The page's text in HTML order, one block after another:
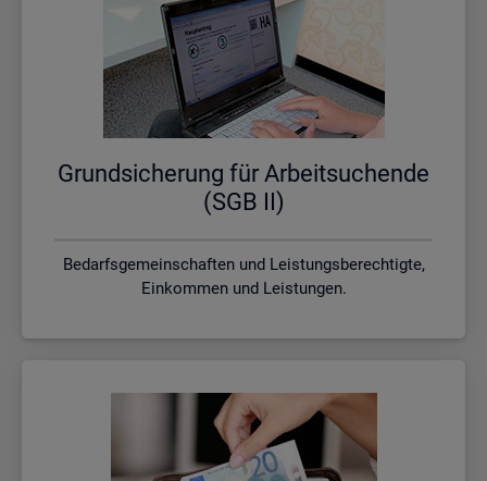
Grund­si­che­rung für Ar­beit­su­chen­de
(SGB II)
Bedarfsgemeinschaften und Leistungsberechtigte,
Einkommen und Leistungen.